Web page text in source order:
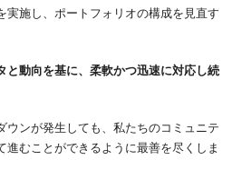
実施し、ポートフォリオの構成を見直す
と動向を基に、柔軟かつ迅速に対応し続
ウンが発生しても、私たちのコミュニテ
進むことができるように最善を尽くしま